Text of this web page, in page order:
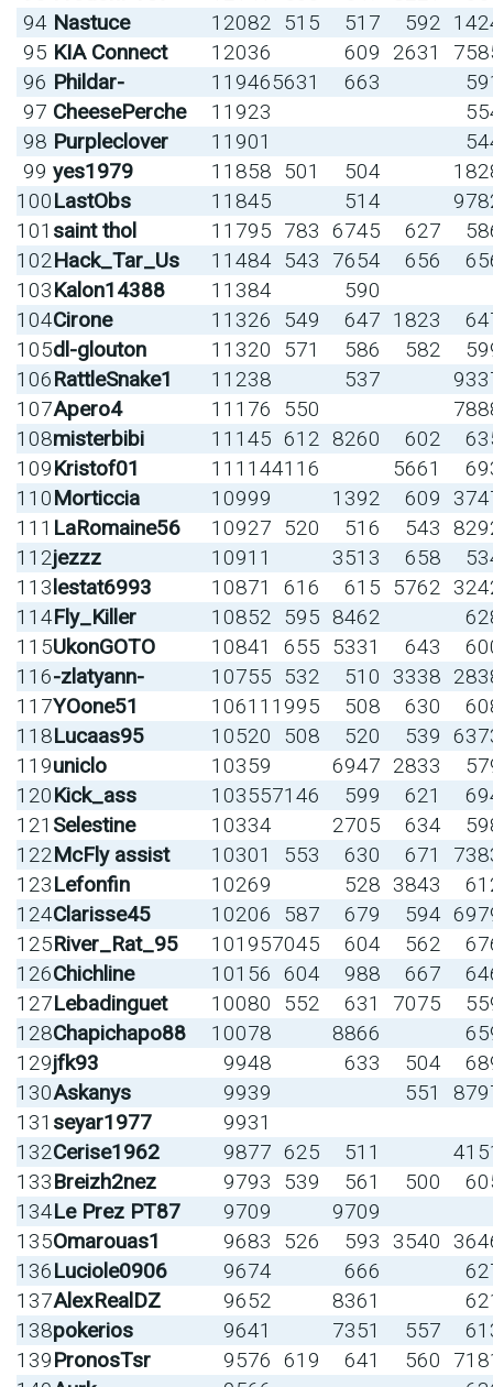
94 Nastuce 12082 515 517 592
95 KIA Connect 12036 609 2631
96 Phildar- 119465631 663
97 CheesePerche 11923
98 Purpleclover 11901
99 yes1979 11858 501 504
100LastObs 11845 514
101 saint thol 11795 783 6745 627
102Hack_Tar_Us 11484 543 7654 656
103Kalon14388 11384
590
104Cirone 11326 549 647 1823
105dl-glouton 11320 571 586 582
106RattleSnake1 11238 537
107Apero4 11176 550
108misterbibi 11145 612 8260 602
109Kristof01 111144116 5661
110Morticcia 10999 1392 609
111 LaRomaine56 10927 520 516 543
112jezzz 10911 3513 658
113lestat6993 10871 616 615 5762
114Fly_Killer 10852 595 8462
115UkonGOTO 10841 655 5331 643
116-zlatyann- 10755 532 510 3338
117YOone51 10611 1995 508 630
118Lucaas95 10520 508 520 539
119uniclo 10359 6947 2833
120Kick_ass 103557146 599 621
121 Selestine 10334 2705 634
122McFly assist 10301 553 630 671
123Lefonfin 10269 528 3843
124Clarisse45 10206 587 679 594
125River_Rat_95 101957045 604 562
126Chichline 10156 604 988 667
127Lebadinguet 10080 552 631 7075
128Chapichapo88 10078 8866
129jfk93 9948 633 504
130Askanys 9939 551
131 seyar1977
9931
132Cerise1962 9877 625 511
133Breizh2nez 9793 539 561 500
134Le Prez PT87 9709
9709
135Omarouas1 9683 526 593 3540
136Luciole0906 9674 666
137AlexRealDZ 9652 8361
138pokerios 9641 7351 557
139PronosTsr 9576 619 641 560